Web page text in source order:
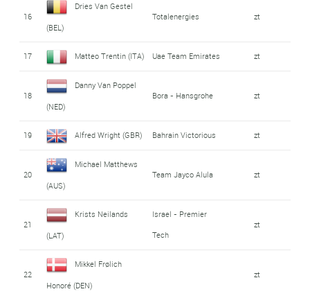
16
Dries Van Gestel
(BEL)
Totalenergies zt
17 Matteo Trentin (ITA) Uae Team Emirates zt
18
Danny Van Poppel
(NED)
Bora - Hansgrohe zt
19 Alfred Wright (GBR) Bahrain Victorious zt
20
Michael Matthews
(AUS)
Team Jayco Alula zt
21
Krists Neilands
(LAT)
Israel - Premier
Tech
zt
22
Mikkel Frølich
Honoré (DEN)
zt